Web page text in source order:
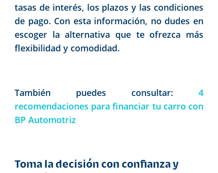
tasas de interés, los plazos y las condiciones
de pago. Con esta información, no dudes en
escoger la alternativa que te ofrezca más
flexibilidad y comodidad.
También puedes consultar: 4
recomendaciones para financiar tu carro con
BP Automotriz
Toma la decisión con confianza y